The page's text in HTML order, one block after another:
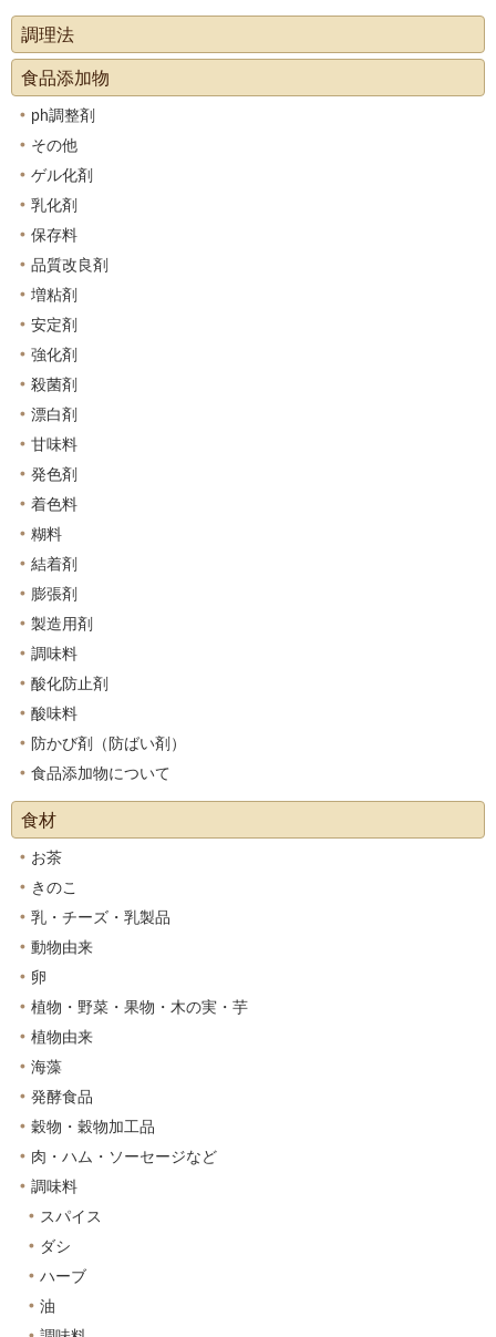
調理法
食品添加物
ph調整剤
その他
ゲル化剤
乳化剤
保存料
品質改良剤
増粘剤
安定剤
強化剤
殺菌剤
漂白剤
甘味料
発色剤
着色料
糊料
結着剤
膨張剤
製造用剤
調味料
酸化防止剤
酸味料
防かび剤（防ばい剤）
食品添加物について
食材
お茶
きのこ
乳・チーズ・乳製品
動物由来
卵
植物・野菜・果物・木の実・芋
植物由来
海藻
発酵食品
穀物・穀物加工品
肉・ハム・ソーセージなど
調味料
スパイス
ダシ
ハーブ
油